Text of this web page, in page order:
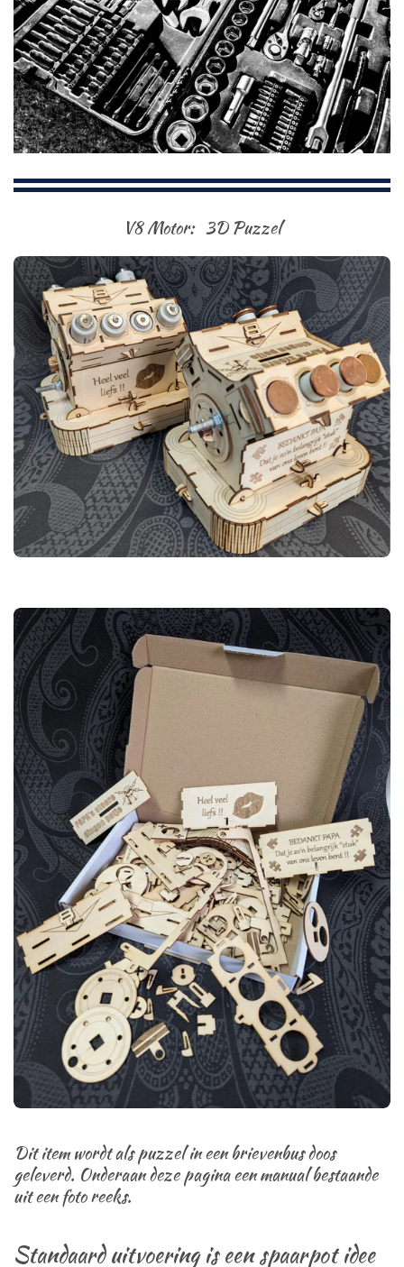
V8 Motor: 3D Puzzel
Dit item wordt als puzzel in een brievenbus doos
geleverd. Onderaan deze pagina een manual bestaande
uit een foto reeks.
Standaard uitvoering is een spaarpot idee